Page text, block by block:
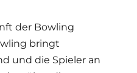
der Bowling
bringt
und die Spieler an